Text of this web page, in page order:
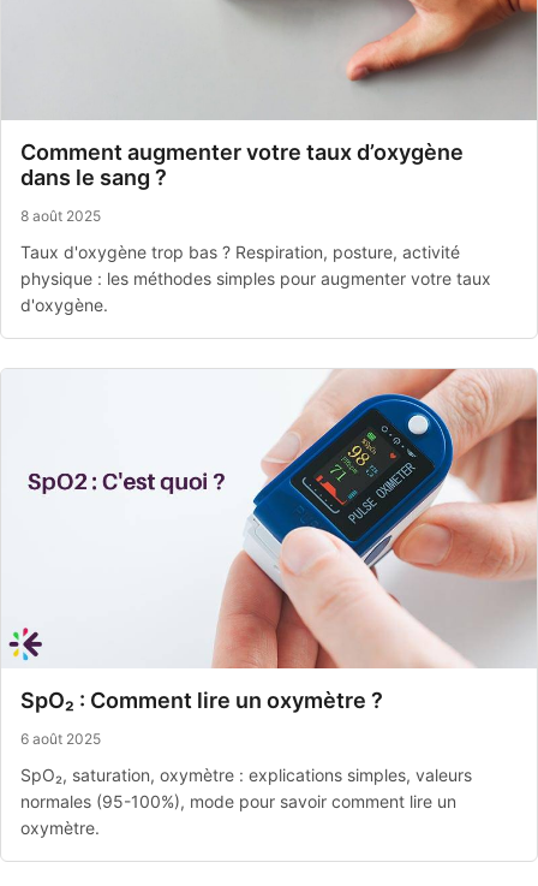
Comment augmenter votre taux d’oxygène
dans le sang ?
8 août 2025
Taux d'oxygène trop bas ? Respiration, posture, activité
physique : les méthodes simples pour augmenter votre taux
d'oxygène.
SpO₂ : Comment lire un oxymètre ?
6 août 2025
SpO₂, saturation, oxymètre : explications simples, valeurs
normales (95-100%), mode pour savoir comment lire un
oxymètre.